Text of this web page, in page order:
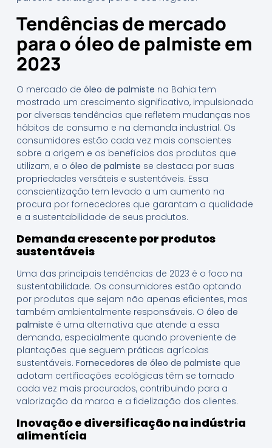
Tendências de mercado
para o óleo de palmiste em
2023
O mercado de óleo de palmiste na Bahia tem
mostrado um crescimento significativo, impulsionado
por diversas tendências que refletem mudanças nos
hábitos de consumo e na demanda industrial. Os
consumidores estão cada vez mais conscientes
sobre a origem e os benefícios dos produtos que
utilizam, e o óleo de palmiste se destaca por suas
propriedades versáteis e sustentáveis. Essa
conscientização tem levado a um aumento na
procura por fornecedores que garantam a qualidade
e a sustentabilidade de seus produtos.
Demanda crescente por produtos
sustentáveis
Uma das principais tendências de 2023 é o foco na
sustentabilidade. Os consumidores estão optando
por produtos que sejam não apenas eficientes, mas
também ambientalmente responsáveis. O óleo de
palmiste é uma alternativa que atende a essa
demanda, especialmente quando proveniente de
plantações que seguem práticas agrícolas
sustentáveis. Fornecedores de óleo de palmiste que
adotam certificações ecológicas têm se tornado
cada vez mais procurados, contribuindo para a
valorização da marca e a fidelização dos clientes.
Inovação e diversificação na indústria
alimentícia